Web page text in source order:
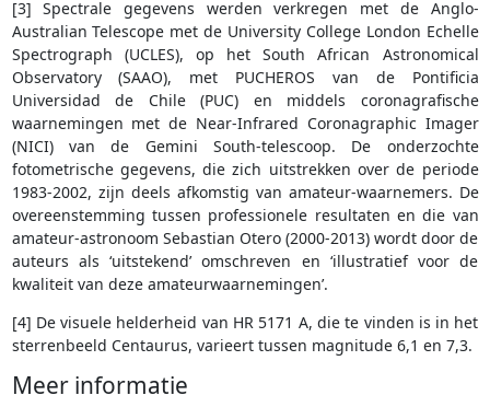
[3] Spectrale gegevens werden verkregen met de Anglo-
Australian Telescope met de University College London Echelle
Spectrograph (UCLES), op het South African Astronomical
Observatory (SAAO), met PUCHEROS van de Pontificia
Universidad de Chile (PUC) en middels coronagrafische
waarnemingen met de Near-Infrared Coronagraphic Imager
(NICI) van de Gemini South-telescoop. De onderzochte
fotometrische gegevens, die zich uitstrekken over de periode
1983-2002, zijn deels afkomstig van amateur-waarnemers. De
overeenstemming tussen professionele resultaten en die van
amateur-astronoom Sebastian Otero (2000-2013) wordt door de
auteurs als ‘uitstekend’ omschreven en ‘illustratief voor de
kwaliteit van deze amateurwaarnemingen’.
[4] De visuele helderheid van HR 5171 A, die te vinden is in het
sterrenbeeld Centaurus, varieert tussen magnitude 6,1 en 7,3.
Meer informatie